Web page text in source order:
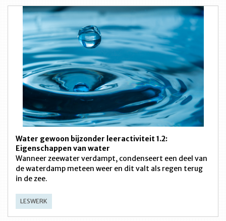
Water gewoon bijzonder leeractiviteit 1.2:
Eigenschappen van water
Wanneer zeewater verdampt, condenseert een deel van
de waterdamp meteen weer en dit valt als regen terug
in de zee.
LESWERK